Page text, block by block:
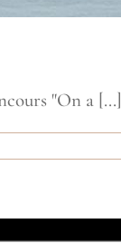
"On a [...]